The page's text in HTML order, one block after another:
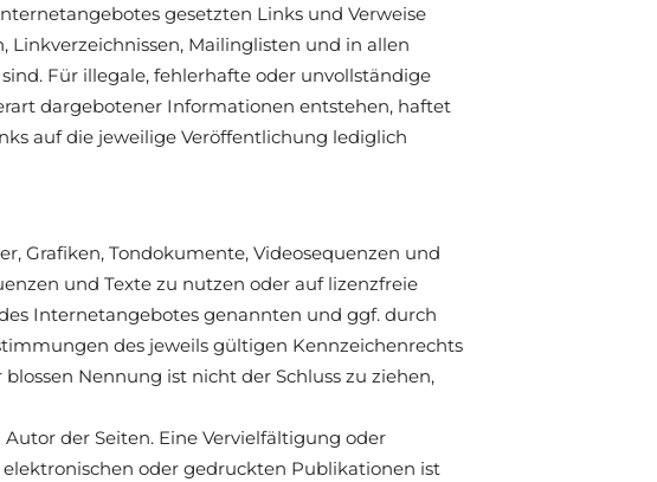
gesetzten Links und Verweise
Mailinglisten und in allen
Für illegale, fehlerhafte oder unvollständige
dargebotener Informationen entstehen, haftet
auf die jeweilige Veröffentlichung lediglich
Grafiken, Tondokumente, Videosequenzen und
und Texte zu nutzen oder auf lizenzfreie
Internetangebotes genannten und ggf. durch
des jeweils gültigen Kennzeichenrechts
Nennung ist nicht der Schluss zu ziehen,
der Seiten. Eine Vervielfältigung oder
oder gedruckten Publikationen ist